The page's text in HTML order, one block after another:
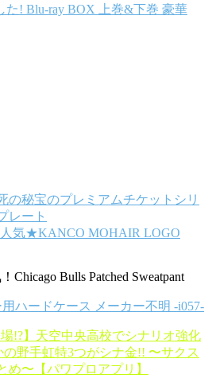
た! Blu-ray BOX 上巻&下巻 豪華
の秘宝のプレミアムチケットシリ
レート
気★KANCO MOHAIR LOGO
Chicago Bulls Patched Sweatpant
ハードケース メーカー不明 -i057-
場!?】天空中央高校でシナリオ強化
野手虹特3つがシナ金!! 〜サクス
め〜【パワプロアプリ】